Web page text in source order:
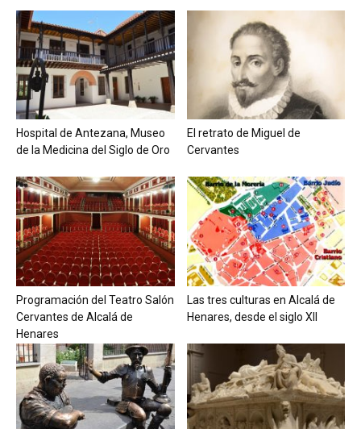
Hospital de Antezana, Museo
de la Medicina del Siglo de Oro
El retrato de Miguel de
Cervantes
Programación del Teatro Salón
Cervantes de Alcalá de
Henares
Las tres culturas en Alcalá de
Henares, desde el siglo XII